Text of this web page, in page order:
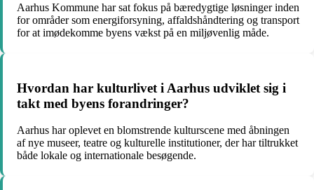
Aarhus Kommune har sat fokus på bæredygtige løsninger inden
for områder som energiforsyning, affaldshåndtering og transport
for at imødekomme byens vækst på en miljøvenlig måde.
Hvordan har kulturlivet i Aarhus udviklet sig i
takt med byens forandringer?
Aarhus har oplevet en blomstrende kulturscene med åbningen
af nye museer, teatre og kulturelle institutioner, der har tiltrukket
både lokale og internationale besøgende.